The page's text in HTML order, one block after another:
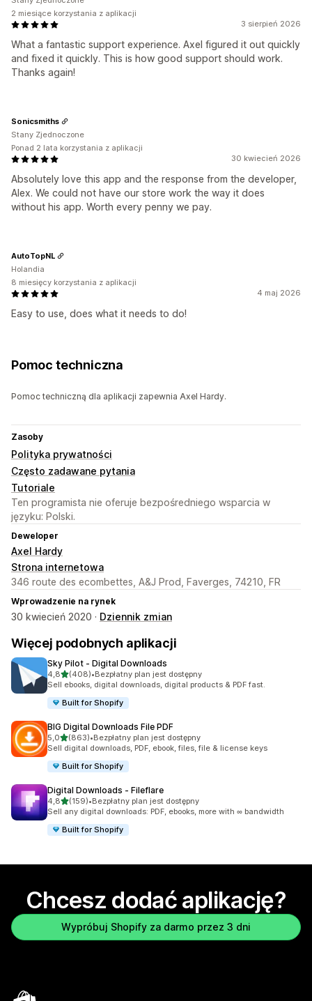
3 sierpień 2026
What a fantastic support experience. Axel figured it out quickly
and fixed it quickly. This is how good support should work.
Thanks again!
2 miesiące korzystania z aplikacji
30 kwiecień 2026
Absolutely love this app and the response from the developer,
Alex. We could not have our store work the way it does
without his app. Worth every penny we pay.
Sonicsmiths
Stany Zjednoczone
Ponad 2 lata korzystania z aplikacji
4 maj 2026
Easy to use, does what it needs to do!
AutoTopNL
Holandia
8 miesięcy korzystania z aplikacji
Pomoc techniczna
Pomoc techniczną dla aplikacji zapewnia Axel Hardy.
Zasoby
Polityka prywatności
Często zadawane pytania
Tutoriale
Ten programista nie oferuje bezpośredniego wsparcia w
języku: Polski.
Deweloper
Axel Hardy
Strona internetowa
346 route des ecombettes, A&J Prod, Faverges, 74210, FR
Wprowadzenie na rynek
30 kwiecień 2020 · Dziennik zmian
Więcej podobnych aplikacji
Sky Pilot ‑ Digital Downloads
4,8na 5 gwiazdek
(408)
Łączna liczba recenzji: 408
•Bezpłatny plan jest dostępny
Sell ebooks, digital downloads, digital products & PDF fast.
Built for Shopify
BIG Digital Downloads File PDF
5,0na 5 gwiazdek
(863)
Łączna liczba recenzji: 863
•Bezpłatny plan jest dostępny
Sell digital downloads, PDF, ebook, files, file & license keys
Built for Shopify
Digital Downloads ‑ Fileflare
4,8na 5 gwiazdek
(159)
Łączna liczba recenzji: 159
•Bezpłatny plan jest dostępny
Sell any digital downloads: PDF, ebooks, more with ∞ bandwidth
Built for Shopify
Chcesz dodać aplikację?
Wypróbuj Shopify za darmo przez 3 dni